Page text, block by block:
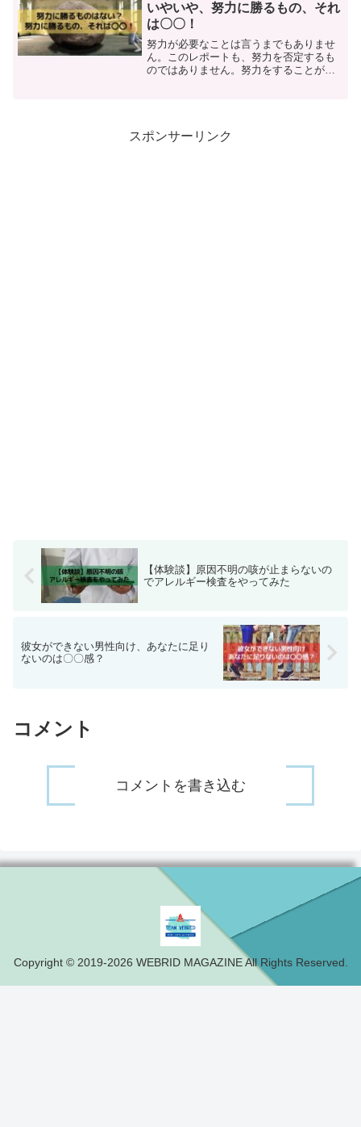
いやいや、努力に勝るもの、それ
は〇〇！
努力が必要なことは言うまでもありませ
ん。このレポートも、努力を否定するも
のではありません。努力をすることが必
スポンサーリンク
【体験談】原因不明の咳が止まらないの
でアレルギー検査をやってみた
彼女ができない男性向け、あなたに足り
ないのは〇〇感？
コメント
コメントを書き込む
Copyright © 2019-2026 WEBRID MAGAZINE All Rights Reserved.